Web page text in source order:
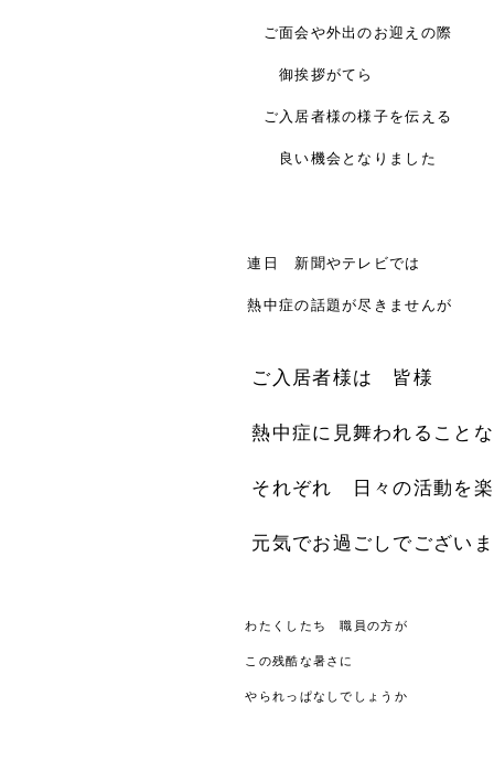
ご面会や外出のお迎えの際
御挨拶がてら
ご入居者様の様子を伝える
良い機会となりました
連日 新聞やテレビでは
熱中症の話題が尽きませんが
ご入居者様は 皆様
熱中症に見舞われること
それぞれ 日々の活動を
元気でお過ごしでござい
わたくしたち 職員の方が
この残酷な暑さに
やられっぱなしでしょうか